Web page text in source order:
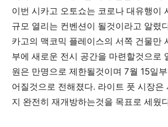
이번 시카고 오토쇼는 코로나 대유행이
규모 열리는 컨벤션이 될것이라고 알렸
카고의 맥코믹 플레이스의 서쪽 건물만
부에 새로운 전시 공간을 마련할것으로
원은 만명으로 제한될것이며 7월 15일
어질것으로 전해졌다. 라이트 풋 시장
지 완전히 재개방하는것을 목표로 세웠